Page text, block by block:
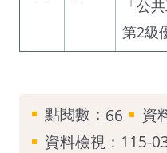
「公
第2級
點閱數： 66
資
資料檢視：115-